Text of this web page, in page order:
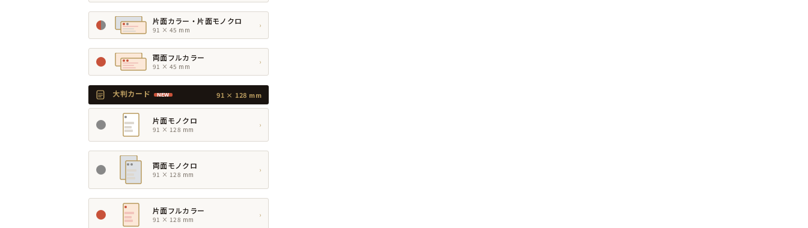
片面カラー・片面モノクロ
91 × 45 mm
›
両面フルカラー
91 × 45 mm
›
大判カード NEW 91 × 128 mm
片面モノクロ
91 × 128 mm
›
両面モノクロ
91 × 128 mm
›
片面フルカラー
91 × 128 mm
›